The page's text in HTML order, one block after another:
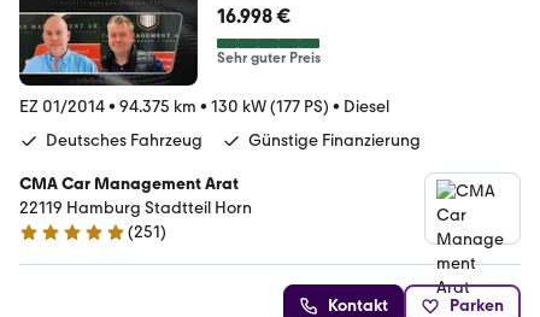
16.998 €
Sehr guter Preis
EZ 01/2014• 94.375 km • 130 kW (177 PS) • Diesel
Deutsches Fahrzeug
Günstige Finanzierung
CMA Car Management Arat
22119 Hamburg Stadtteil Horn
4.9 Sterne
(251)
Kontakt Parken